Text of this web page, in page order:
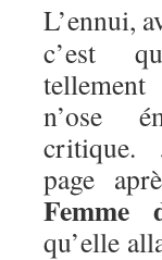
L’ennui,
c’est
n’ose
critique.
page
Femme
qu’elle